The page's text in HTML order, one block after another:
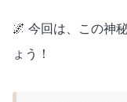
🌌 今回は、この神
ょう！